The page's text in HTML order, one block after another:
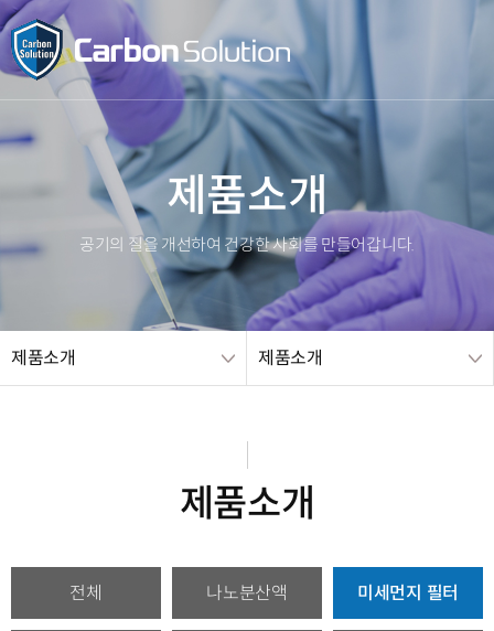
메인
제품소개
공기의 질을 개선하여 건강한 사회를 만들어갑니다.
제품소개 제품소개
제품소개
제품소개 분류 목록
전체 나노분산액 현재 분류
미세먼지 필터